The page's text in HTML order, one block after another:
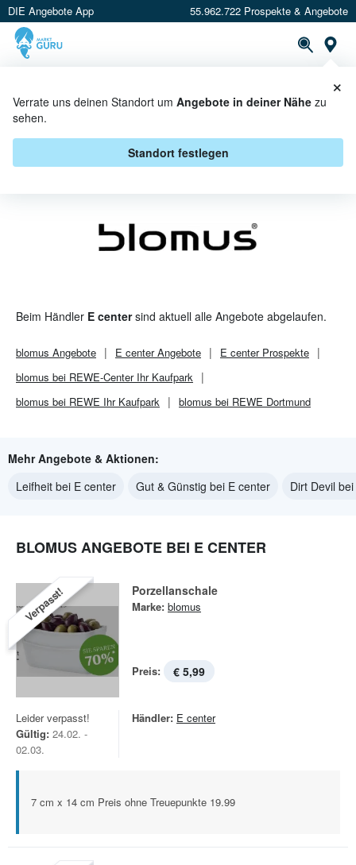
DIE Angebote App 55.962.722 Prospekte & Angebote
Verrate uns deinen Standort um Angebote in deiner Nähe zu
sehen.
Standort festlegen
×
BLOMUS BEI E CENTER -
ANGEBOTE & AKTIONEN
Beim Händler E centersind aktuell alle Angebote abgelaufen.
blomus Angebote E centerAngebote E centerProspekte
blomus bei REWE-Center Ihr Kaufpark
blomus bei REWE Ihr Kaufpark
blomus bei REWE Dortmund
Mehr Angebote & Aktionen:
Leifheit bei E center
Gut & Günstig bei E center Dirt Devil
BLOMUS ANGEBOTE BEI E CENTER
Verpasst! Porzellanschale
Marke: blomus
Preis: € 5,99
Leider verpasst!
Gültig: 24.02. -
02.03.
Händler: E center
7 cm x 14 cm Preis ohne Treuepunkte 19.99